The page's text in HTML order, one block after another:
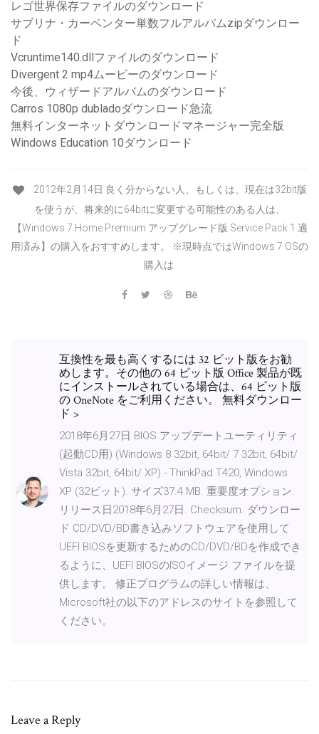
レゴ世界保存ファイルのダウンロード
サブリナ・カーペンター単数フルアルバムzipダウンロー
ド
Vcruntime140.dllファイルのダウンロード
Divergent 2 mp4ムービーのダウンロード
今後、ウィザードアルバムのダウンロード
Carros 1080p dubladoダウンロード急流
無料インターネットダウンロードマネージャー完全版
Windows Education 10ダウンロード
2012年2月14日 良く分からない人、もしくは、現在は32bit版
を使うが、将来的に64bitに変更する可能性のある人は、
【Windows 7 Home Premium アップグレード版 Service Pack 1 適
用済み】の購入をおすすめします。 ※現時点ではWindows 7 OSの
購入は
互換性を最も高くするには 32 ビット版をお勧
めします。その他の 64 ビット版 Office 製品が既
にインストールされている場合は、64 ビット版
の OneNote をご利用ください。 無料ダウンロー
ド >
2018年6月27日 BIOS アップデートユーティリティ
(起動CD用) (Windows 8 32bit, 64bit/ 7 32bit, 64bit/
Vista 32bit, 64bit/ XP) - ThinkPad T420, Windows
XP (32ビット). サイズ37.4 MB. 重要度オプション.
リリース日2018年6月27日. Checksum. ダウンロー
ド CD/DVD/BD書き込みソフトウェアを使用して
UEFI BIOSを更新するためのCD/DVD/BDを作成でき
るように、UEFI BIOSのISOイメージ ファイルを提
供します。 修正プログラムの詳しい情報は、
Microsoft社の以下のアドレスのサイトを参照して
ください。
Leave a Reply